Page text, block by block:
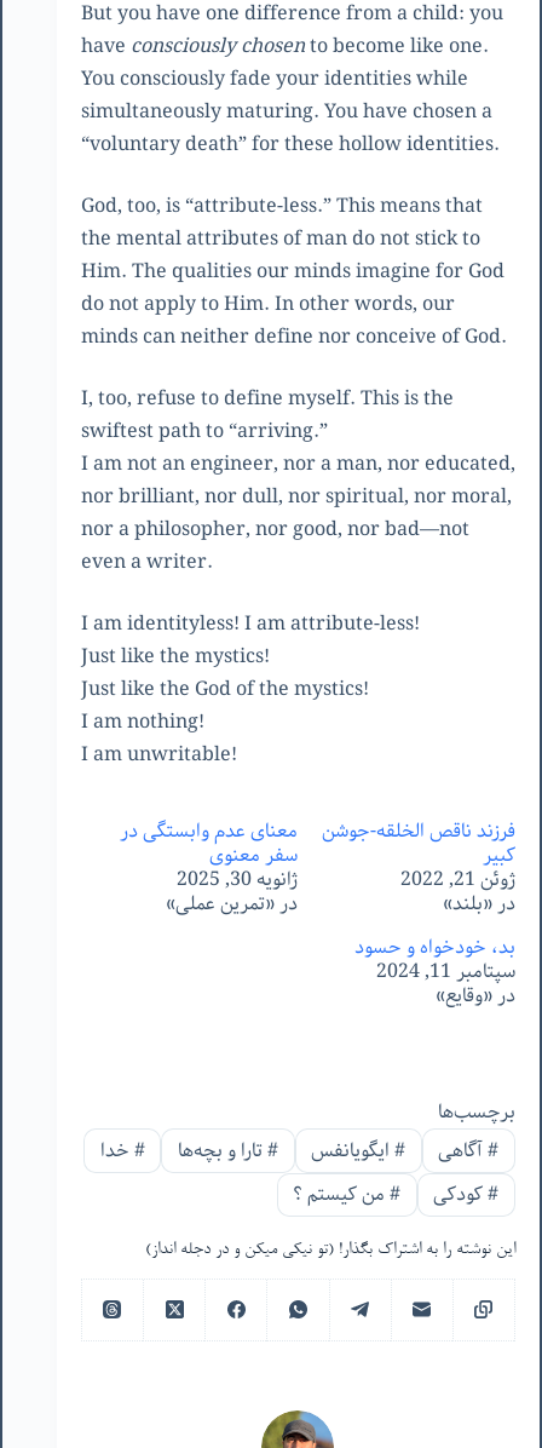
But you have one difference from a child: you
have consciously chosento become like one.
You consciously fade your identities while
simultaneously maturing. You have chosen a
“voluntary death” for these hollow identities.
God, too, is “attribute-less.” This means that
the mental attributes of man do not stick to
Him. The qualities our minds imagine for God
do not apply to Him. In other words, our
minds can neither define nor conceive of God.
I, too, refuse to define myself. This is the
swiftest path to “arriving.”
I am not an engineer, nor a man, nor educated,
nor brilliant, nor dull, nor spiritual, nor moral,
nor a philosopher, nor good, nor bad—not
even a writer.
I am identityless! I am attribute-less!
Just like the mystics!
Just like the God of the mystics!
I am nothing!
I am unwritable!
فرزند ناقص الخلقه-جوشن
کبیر
ژوئن 21, 2022
در «بلند»
معنای عدم وابستگی در
سفر معنوی
ژانویه 30, 2025
در «تمرین عملی»
بد، خودخواه و حسود
سپتامبر 11, 2024
در «وقایع»
برچسب‌ها
#آگاهی #ایگویانفس #تارا و بچه‌ها #خدا
#کودکی #من‌ کیستم ؟
این نوشته را به اشتراک بگذار! (تو نیکی میکن و در دجله انداز)